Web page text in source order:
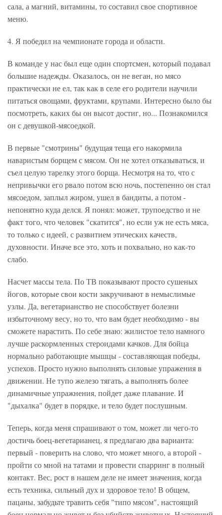
сала, а магний, витамины, то составил свое спортивное
меню.
4. Я победил на чемпионате города и области.
В команде у нас был еще один спортсмен, который подавал
большие надежды. Оказалось, он не веган, но мясо
практически не ел, так как в селе его родители научили
питаться овощами, фруктами, крупами. Интересно было бы
посмотреть, каких бы он высот достиг, но... Познакомился
он с девушкой-мясоедкой.
В первые "смотрины" будущая теща его накормила
наваристым борщем с мясом. Он не хотел отказываться, и
съел целую тарелку этого борща. Несмотря на то, что с
непривычки его рвало потом всю ночь, постепенно он стал
мясоедом, заплыл жиром, ушел в бандиты, а потом -
непонятно куда делся. Я понял: может, трупоедство и не
факт того, что человек "скатится", но если уж не есть мяса,
то только с идеей, с развитием этических качеств,
духовности. Иначе все это, хоть и похвально, но как-то
слабо.
Насчет массы тела. По ТВ показывают просто сушеных
йогов, которые свои кости закручивают в немыслимые
узлы. Да, вегетарианство не способствует болезни
избыточному весу, но то, что вам будет необходимо - вы
сможете нарастить. По себе знаю: жилистое тело намного
лучше раскормленных стероидами качков. Для бойца
нормально работающие мышцы - составляющая победы,
успехов. Просто нужно выполнять силовые упражения в
движении. Не тупо железо тягать, а выполнять более
динамичные упражнения, пойдет даже плавание. И
"дыхалка" будет в порядке, и тело будет послушным.
Теперь, когда меня спрашивают о том, может ли чего-то
достичь боец-вегетарианец, я предлагаю два варианта:
первый - поверить на слово, что может много, а второй -
пройти со мной на татами и провести спарринг в полный
контакт. Вес, рост в нашем деле не имеет значения, когда
есть техника, сильный дух и здоровое тело! В общем,
пацаны, забудьте травить себя "типо мясом", настоящий